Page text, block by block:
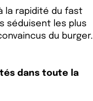
la rapidité du fast
séduisent les plus
du burger.
dans toute la